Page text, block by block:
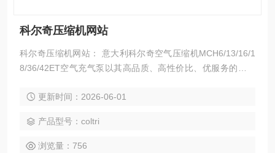
科尔奇压缩机网站
科尔奇压缩机网站： 意大利科尔奇空气压缩机MCH6/13/16/1
8/36/42ET空气充气泵以其高品质、高性价比、优服务的特点
业、航天等领域发挥着作用。 意大利科尔奇引入中国后,济宁
缩机供应商，让中国用户也已经享受到意大利科尔奇品牌的产
品及服务。
更新时间：2026-06-01
产品型号：coltri
浏览量：756